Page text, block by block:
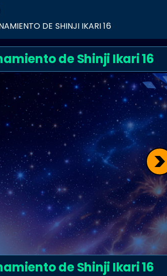
DE SHINJI IKARI 16
de Shinji Ikari 16
>
de Shinji Ikari 16